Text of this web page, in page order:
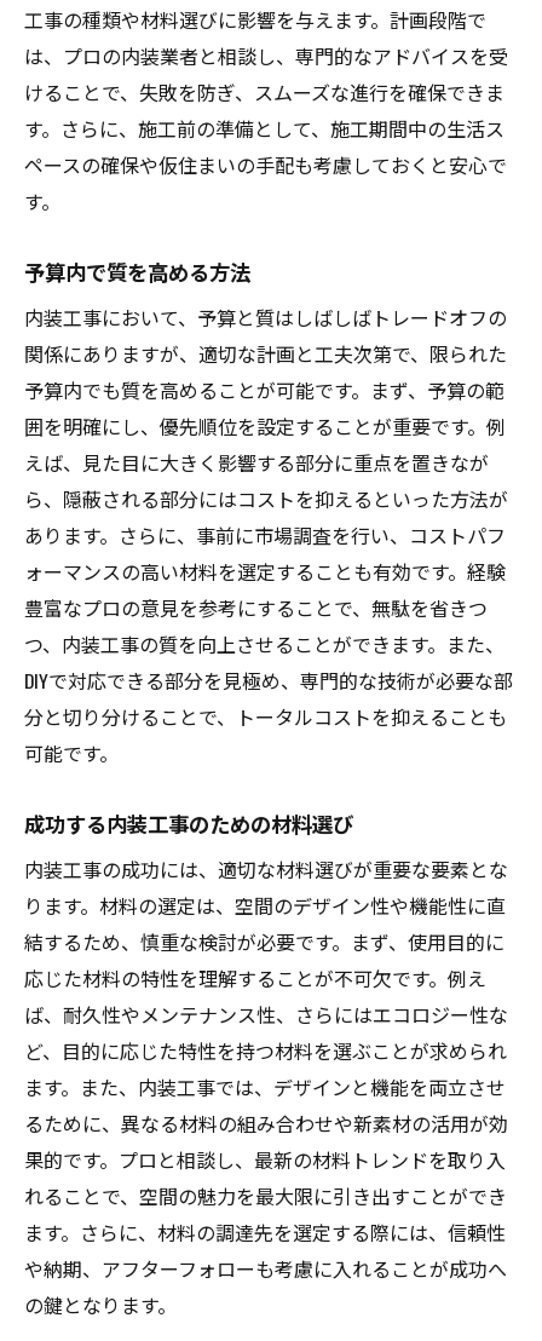
装飾品と内装の調和
プロが使う道具とその役割
内装工事で空間の価値を上げる技術とは
資産価値を高める内装工事の方法
エコ素材を使用した持続可能な空間づくり
中古住宅の内装工事で価値を再生
専門家が推奨する高品質な施工
未来に向けたスマートホームの実現
内装工事の成功例から学ぶ快適な空間作り
成功事例から学ぶポイント
内装工事後の住み心地の変化
多様なスタイルに対応した施工事例
プロジェクト管理の重要性
顧客満足度を高めた施工の特徴
成功事例に見る予算管理のヒント
実践的な内装工事で夢のデザインを実現する方
法
デザイン性を高める自分だけのアイデア
小さなスペースを最大限に活用する方法
低コストで効果的なデザイン変更
プロが教える内装工事の手順と流れ
内装工事におけるプロの視点で理想を形にする
プロの視点から見る内装工事の全体像
お客様のニーズを形にするためのヒアリン
グ
専門家が提案する最適なプランニング
長期的な視点でのメンテナンス計画
内装工事のトラブルを未然に防ぐ方法
信頼できる業者の選び方とその理由
工事の種類や材料選びに影響を与えます。計画段階で
は、プロの内装業者と相談し、専門的なアドバイスを受
けることで、失敗を防ぎ、スムーズな進行を確保できま
す。さらに、施工前の準備として、施工期間中の生活ス
ペースの確保や仮住まいの手配も考慮しておくと安心で
す。
予算内で質を高める方法
内装工事において、予算と質はしばしばトレードオフの
関係にありますが、適切な計画と工夫次第で、限られた
予算内でも質を高めることが可能です。まず、予算の範
囲を明確にし、優先順位を設定することが重要です。例
えば、見た目に大きく影響する部分に重点を置きなが
ら、隠蔽される部分にはコストを抑えるといった方法が
あります。さらに、事前に市場調査を行い、コストパフ
ォーマンスの高い材料を選定することも有効です。経験
豊富なプロの意見を参考にすることで、無駄を省きつ
つ、内装工事の質を向上させることができます。また、
DIYで対応できる部分を見極め、専門的な技術が必要な部
分と切り分けることで、トータルコストを抑えることも
可能です。
成功する内装工事のための材料選び
内装工事の成功には、適切な材料選びが重要な要素とな
ります。材料の選定は、空間のデザイン性や機能性に直
結するため、慎重な検討が必要です。まず、使用目的に
応じた材料の特性を理解することが不可欠です。例え
ば、耐久性やメンテナンス性、さらにはエコロジー性な
ど、目的に応じた特性を持つ材料を選ぶことが求められ
ます。また、内装工事では、デザインと機能を両立させ
るために、異なる材料の組み合わせや新素材の活用が効
果的です。プロと相談し、最新の材料トレンドを取り入
れることで、空間の魅力を最大限に引き出すことができ
ます。さらに、材料の調達先を選定する際には、信頼性
や納期、アフターフォローも考慮に入れることが成功へ
の鍵となります。